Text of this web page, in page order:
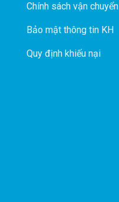
Chính sách vận chuyển
Bảo mật thông tin KH
Quy định khiếu nại